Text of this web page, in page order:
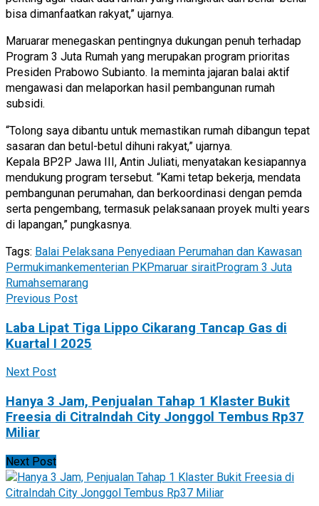
bisa dimanfaatkan rakyat,” ujarnya.
Maruarar menegaskan pentingnya dukungan penuh terhadap
Program 3 Juta Rumah yang merupakan program prioritas
Presiden Prabowo Subianto. Ia meminta jajaran balai aktif
mengawasi dan melaporkan hasil pembangunan rumah
subsidi.
“Tolong saya dibantu untuk memastikan rumah dibangun tepat
sasaran dan betul-betul dihuni rakyat,” ujarnya.
Kepala BP2P Jawa III, Antin Juliati, menyatakan kesiapannya
mendukung program tersebut. “Kami tetap bekerja, mendata
pembangunan perumahan, dan berkoordinasi dengan pemda
serta pengembang, termasuk pelaksanaan proyek multi years
di lapangan,” pungkasnya.
Tags: Balai Pelaksana Penyediaan Perumahan dan Kawasan
Permukimankementerian PKPmaruar siraitProgram 3 Juta
Rumahsemarang
Previous Post
Laba Lipat Tiga Lippo Cikarang Tancap Gas di
Kuartal I 2025
Next Post
Hanya 3 Jam, Penjualan Tahap 1 Klaster Bukit
Freesia di CitraIndah City Jonggol Tembus Rp37
Miliar
Next Post